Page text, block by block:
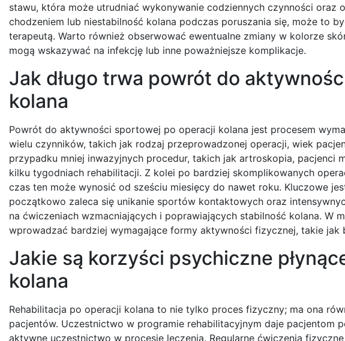
stawu, która może utrudniać wykonywanie codziennych czynności oraz
chodzeniem lub niestabilność kolana podczas poruszania się, może to
terapeutą. Warto również obserwować ewentualne zmiany w kolorze
mogą wskazywać na infekcję lub inne poważniejsze komplikacje.
Jak długo trwa powrót do
kolana
Powrót do aktywności sportowej po operacji kolana jest procesem
wielu czynników, takich jak rodzaj przeprowadzonej operacji, wiek
przypadku mniej inwazyjnych procedur, takich jak artroskopia,
kilku tygodniach rehabilitacji. Z kolei po bardziej skomplikowanych
czas ten może wynosić od sześciu miesięcy do nawet roku. Kluczowe
początkowo zaleca się unikanie sportów kontaktowych oraz
na ćwiczeniach wzmacniających i poprawiających stabilność kolana. W
wprowadzać bardziej wymagające formy aktywności fizycznej, takie jak
Jakie są korzyści psychiczne
kolana
Rehabilitacja po operacji kolana to nie tylko proces fizyczny; ma ona
pacjentów. Uczestnictwo w programie rehabilitacyjnym daje pacjentom
aktywne uczestnictwo w procesie leczenia. Regularne ćwiczenia